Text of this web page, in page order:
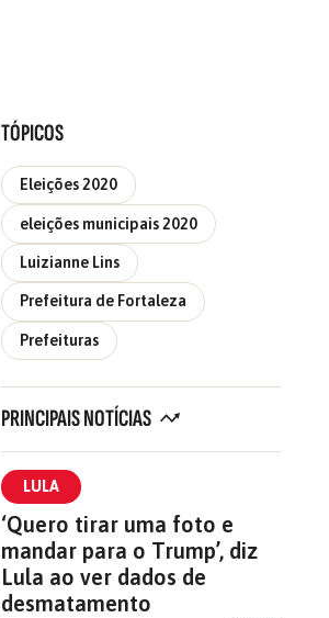
TÓPICOS
Eleições 2020
eleições municipais 2020
Luizianne Lins
Prefeitura de Fortaleza
Prefeituras
PRINCIPAIS NOTÍCIAS
LULA
‘Quero tirar uma foto e
mandar para o Trump’, diz
Lula ao ver dados de
desmatamento